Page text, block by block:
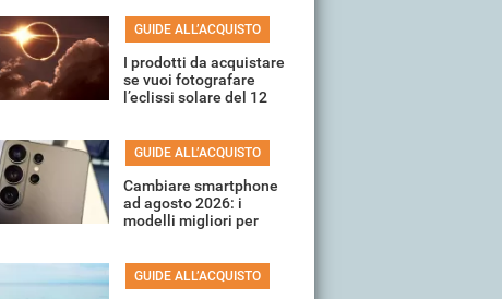
GUIDE ALL’ACQUISTO
I prodotti da acquistare
se vuoi fotografare
l’eclissi solare del 12
GUIDE ALL’ACQUISTO
Cambiare smartphone
ad agosto 2026: i
modelli migliori per
GUIDE ALL’ACQUISTO